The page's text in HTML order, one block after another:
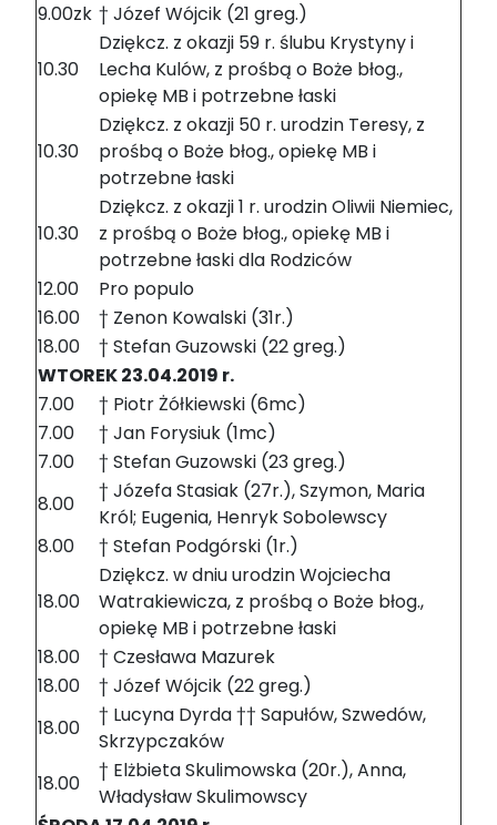
9.00zk † Józef Wójcik (21 greg.)
10.30
Dziękcz. z okazji 59 r. ślubu Krystyny i
Lecha Kulów, z prośbą o Boże błog.,
opiekę MB i potrzebne łaski
10.30
Dziękcz. z okazji 50 r. urodzin Teresy, z
prośbą o Boże błog., opiekę MB i
potrzebne łaski
10.30
Dziękcz. z okazji 1 r. urodzin Oliwii Niemiec,
z prośbą o Boże błog., opiekę MB i
potrzebne łaski dla Rodziców
12.00
Pro populo
16.00
† Zenon Kowalski (31r.)
18.00
† Stefan Guzowski (22 greg.)
WTOREK 23.04.2019 r.
7.00
† Piotr Żółkiewski (6mc)
7.00
† Jan Forysiuk (1mc)
7.00
† Stefan Guzowski (23 greg.)
8.00
† Józefa Stasiak (27r.), Szymon, Maria
Król; Eugenia, Henryk Sobolewscy
8.00
† Stefan Podgórski (1r.)
18.00
Dziękcz. w dniu urodzin Wojciecha
Watrakiewicza, z prośbą o Boże błog.,
opiekę MB i potrzebne łaski
18.00
† Czesława Mazurek
18.00
† Józef Wójcik (22 greg.)
18.00
† Lucyna Dyrda †† Sapułów, Szwedów,
Skrzypczaków
18.00
† Elżbieta Skulimowska (20r.), Anna,
Władysław Skulimowscy